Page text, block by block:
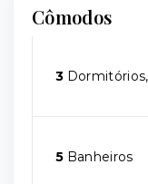
Cômodos
3
5 Banheiros